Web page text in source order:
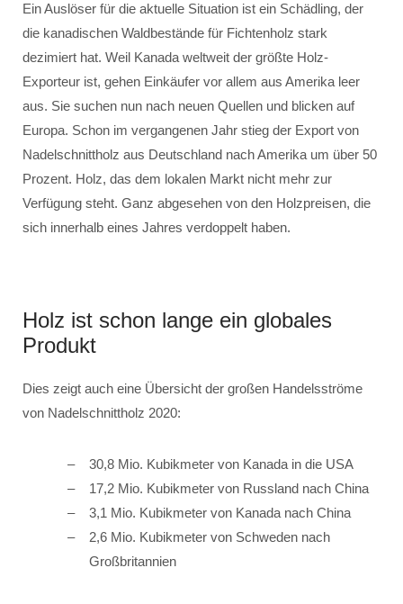
Ein Auslöser für die aktuelle Situation ist ein Schädling, der
die kanadischen Waldbestände für Fichtenholz stark
dezimiert hat. Weil Kanada weltweit der größte Holz-
Exporteur ist, gehen Einkäufer vor allem aus Amerika leer
aus. Sie suchen nun nach neuen Quellen und blicken auf
Europa. Schon im vergangenen Jahr stieg der Export von
Nadelschnittholz aus Deutschland nach Amerika um über 50
Prozent. Holz, das dem lokalen Markt nicht mehr zur
Verfügung steht. Ganz abgesehen von den Holzpreisen, die
sich innerhalb eines Jahres verdoppelt haben.
Holz ist schon lange ein globales
Produkt
Dies zeigt auch eine Übersicht der großen Handelsströme
von Nadelschnittholz 2020:
30,8 Mio. Kubikmeter von Kanada in die USA
17,2 Mio. Kubikmeter von Russland nach China
3,1 Mio. Kubikmeter von Kanada nach China
2,6 Mio. Kubikmeter von Schweden nach
Großbritannien